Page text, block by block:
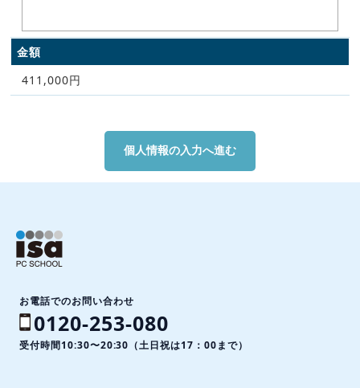
金額
411,000円
お電話でのお問い合わせ
0120-253-080
受付時間10:30〜20:30（土日祝は17：00まで）